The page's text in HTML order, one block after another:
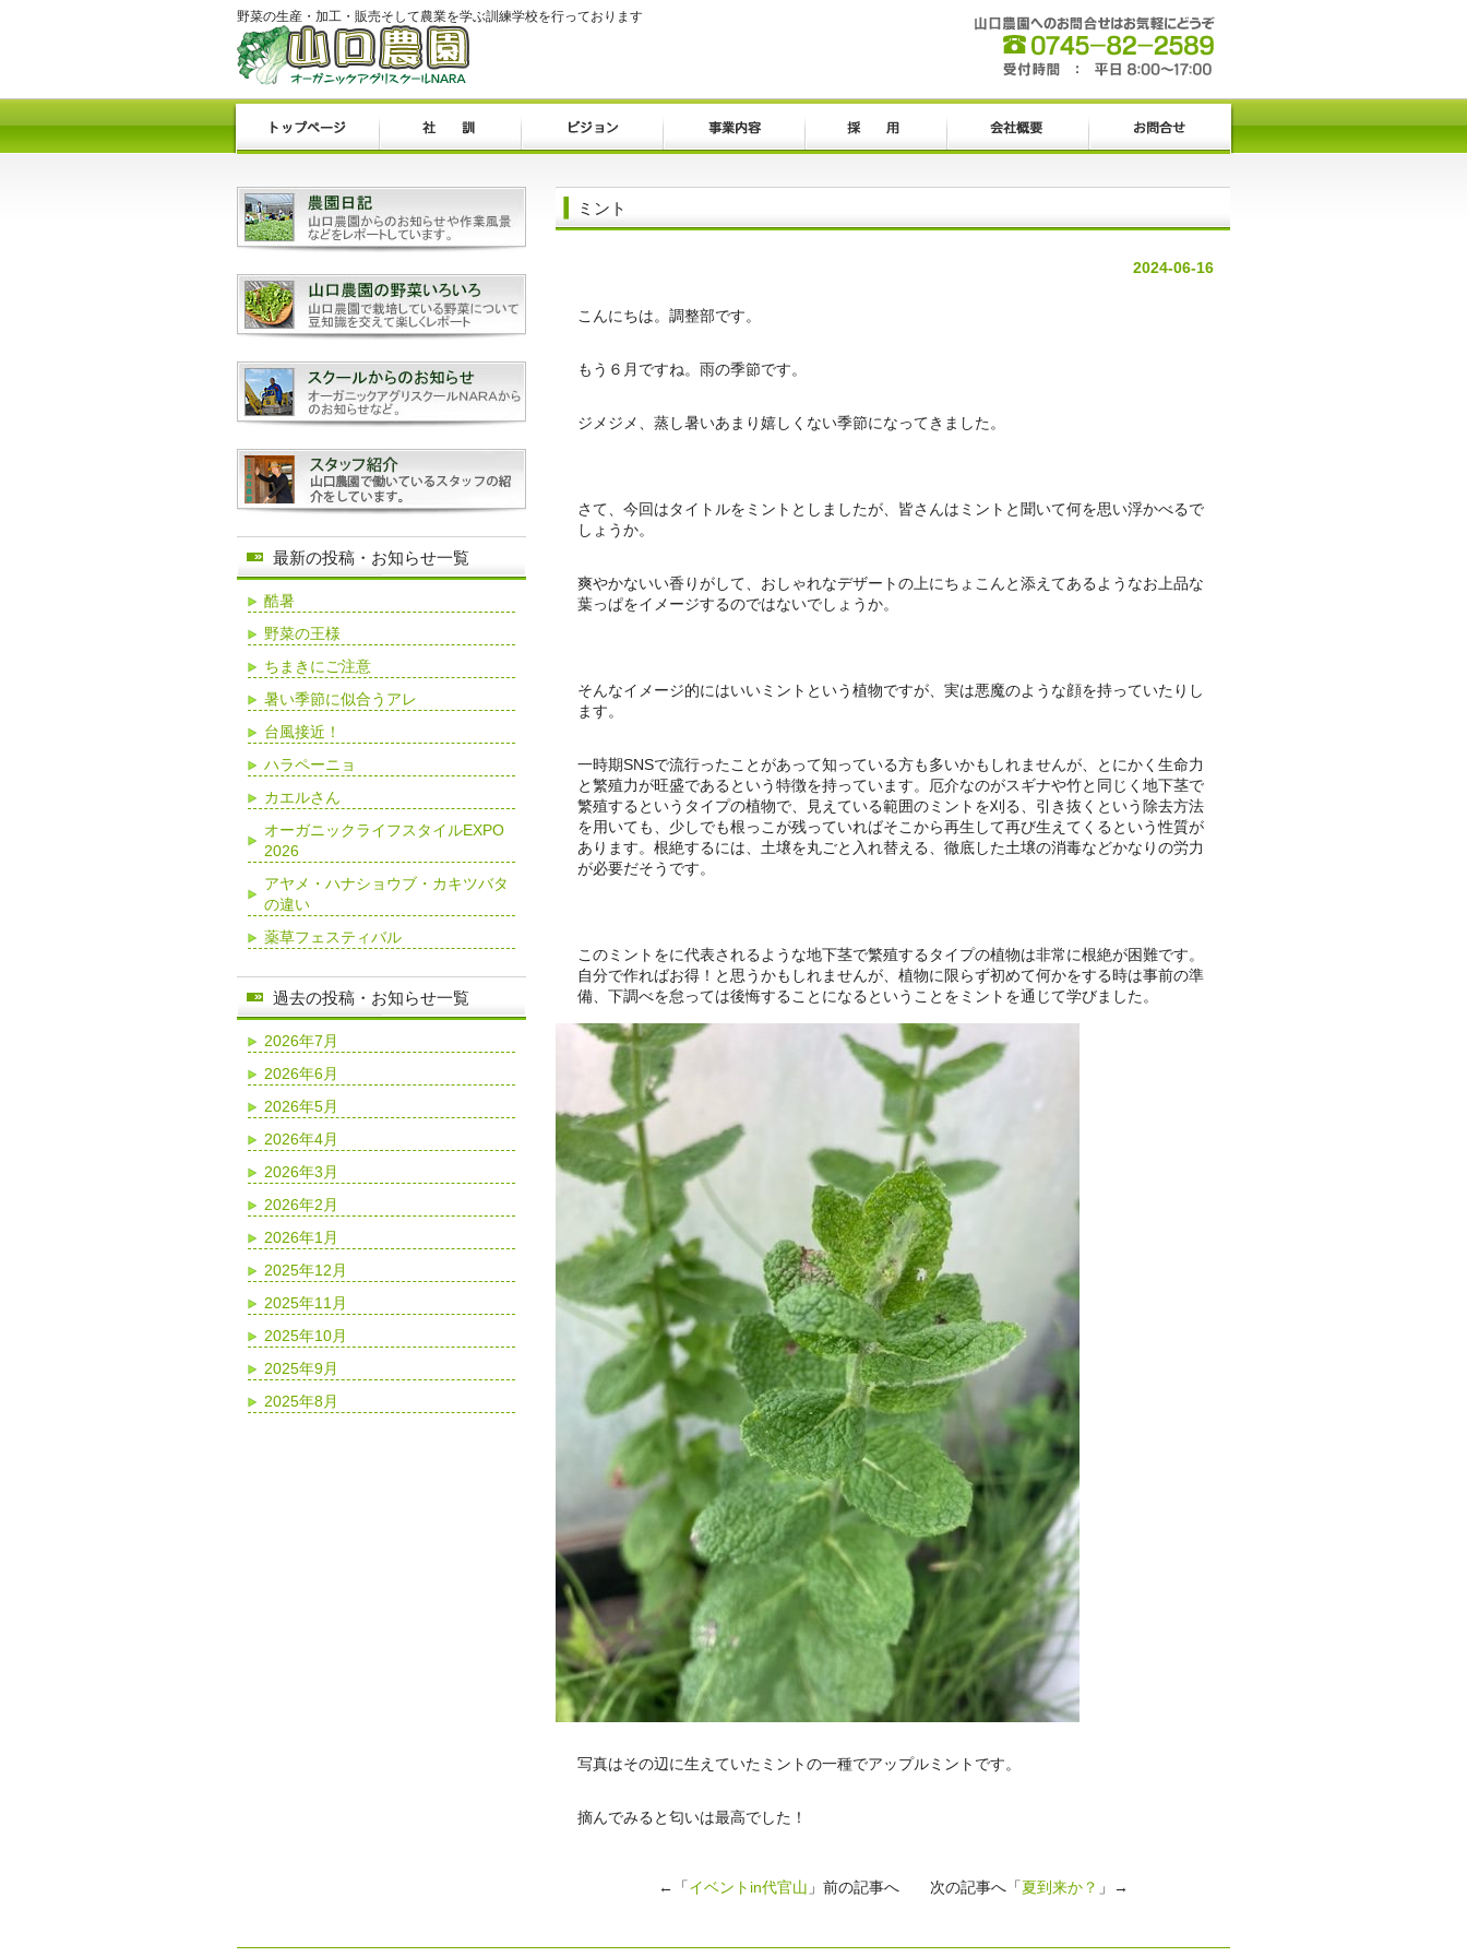
野菜の生産・加工・販売そして農業を学ぶ訓練学校を行っております
ミント
2024-06-16
こんにちは。調整部です。
もう６月ですね。雨の季節です。
ジメジメ、蒸し暑いあまり嬉しくない季節になってきました。
さて、今回はタイトルをミントとしましたが、皆さんはミントと聞いて何を思い浮かべるで
しょうか。
爽やかないい香りがして、おしゃれなデザートの上にちょこんと添えてあるようなお上品な
葉っぱをイメージするのではないでしょうか。
そんなイメージ的にはいいミントという植物ですが、実は悪魔のような顔を持っていたりし
ます。
一時期SNSで流行ったことがあって知っている方も多いかもしれませんが、とにかく生命力
と繁殖力が旺盛であるという特徴を持っています。厄介なのがスギナや竹と同じく地下茎で
繁殖するというタイプの植物で、見えている範囲のミントを刈る、引き抜くという除去方法
を用いても、少しでも根っこが残っていればそこから再生して再び生えてくるという性質が
あります。根絶するには、土壌を丸ごと入れ替える、徹底した土壌の消毒などかなりの労力
が必要だそうです。
このミントをに代表されるような地下茎で繁殖するタイプの植物は非常に根絶が困難です。
自分で作ればお得！と思うかもしれませんが、植物に限らず初めて何かをする時は事前の準
備、下調べを怠っては後悔することになるということをミントを通じて学びました。
写真はその辺に生えていたミントの一種でアップルミントです。
摘んでみると匂いは最高でした！
←「イベントin代官山 」前の記事へ 次の記事へ「夏到来か？ 」→
最新の投稿・お知らせ一覧
酷暑
野菜の王様
ちまきにご注意
暑い季節に似合うアレ
台風接近！
ハラペーニョ
カエルさん
オーガニックライフスタイルEXPO
2026
アヤメ・ハナショウブ・カキツバタ
の違い
薬草フェスティバル
過去の投稿・お知らせ一覧
2026年7月
2026年6月
2026年5月
2026年4月
2026年3月
2026年2月
2026年1月
2025年12月
2025年11月
2025年10月
2025年9月
2025年8月